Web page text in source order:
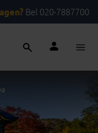
Bel 020-7887700